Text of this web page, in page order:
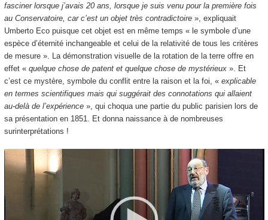
fasciner lorsque j’avais 20 ans, lorsque je suis venu pour la première fois
au Conservatoire, car c’est un objet très contradictoire», expliquait
Umberto Eco puisque cet objet est en même temps « le symbole d’une
espèce d’éternité inchangeable et celui de la relativité de tous les critères
de mesure ». La démonstration visuelle de la rotation de la terre offre en
effet « quelque chose de patent et quelque chose de mystérieux». Et
c’est ce mystère, symbole du conflit entre la raison et la foi, « explicable
en termes scientifiques mais qui suggérait des connotations qui allaient
au-delà de l’expérience», qui choqua une partie du public parisien lors de
sa présentation en 1851. Et donna naissance à de nombreuses
surinterprétations !